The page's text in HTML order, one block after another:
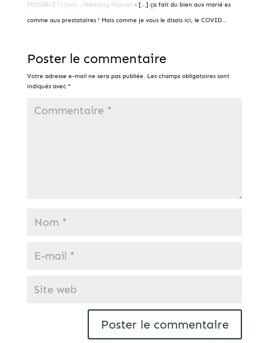
POSSIBLE ! | Soon - Wedding Planner- […] ça fait du bien aux marié·es
comme aux prestataires ! Mais comme je vous le disais ici, le COVID…
Poster le commentaire
Votre adresse e-mail ne sera pas publiée. Les champs obligatoires sont
indiqués avec *